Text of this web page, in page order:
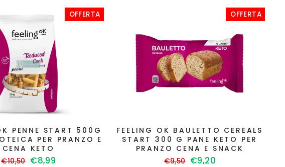
OFFERTA
PENNE START 500G
PER PRANZO E
CENA KETO
Prezzo
€10,50 Prezzo
€8,99
OFFERTA
FEELING OK BAULETTO CEREALS
START 300 G PANE KETO PER
PRANZO CENA E SNACK
Prezzo
€9,50 Prezzo
€9,20